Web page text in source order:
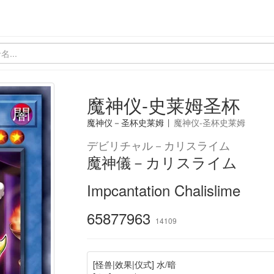
魔神仪-史莱姆圣杯
魔神仪－圣杯史莱姆 | 魔神仪-圣杯史莱姆
デビリチャル－カリスライム
魔神儀－カリスライム
Impcantation Chalislime
65877963 14109
[怪兽|效果|仪式] 水/暗